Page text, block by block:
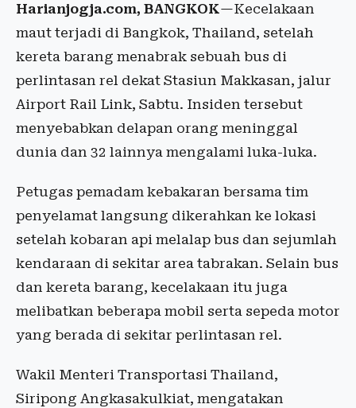
Harianjogja.com, BANGKOK—Kecelakaan
maut terjadi di Bangkok, Thailand, setelah
kereta barang menabrak sebuah bus di
perlintasan rel dekat Stasiun Makkasan, jalur
Airport Rail Link, Sabtu. Insiden tersebut
menyebabkan delapan orang meninggal
dunia dan 32 lainnya mengalami luka-luka.
Petugas pemadam kebakaran bersama tim
penyelamat langsung dikerahkan ke lokasi
setelah kobaran api melalap bus dan sejumlah
kendaraan di sekitar area tabrakan. Selain bus
dan kereta barang, kecelakaan itu juga
melibatkan beberapa mobil serta sepeda motor
yang berada di sekitar perlintasan rel.
Wakil Menteri Transportasi Thailand,
Siripong Angkasakulkiat, mengatakan